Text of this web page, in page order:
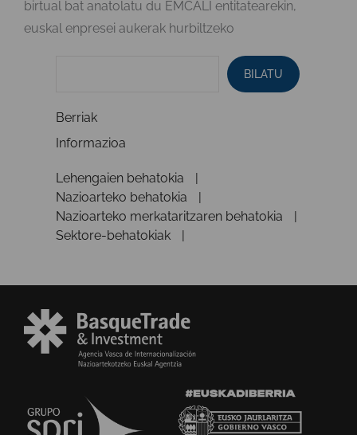
birtual bat anatolatu du EMCALI entitatearekin,
euskal enpresei aukerak hurbiltzeko
BILATU
Berriak
Informazioa
Lehengaien behatokia
Nazioarteko behatokia
Nazioarteko merkataritzaren behatokia
Sektore-behatokiak